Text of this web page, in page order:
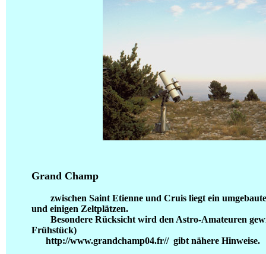
Grand Champ
zwischen Saint Etienne und Cruis liegt ein
und einigen Zeltplätzen.
Besondere Rücksicht wird den Astro-Amateuren
Frühstück)
http://www.grandchamp04.fr// gibt nähere Hinweise.